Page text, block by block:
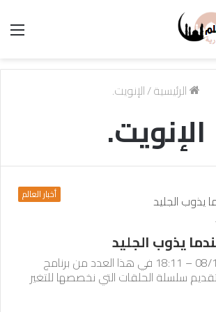
الرئيسية/الإنويت.
الإنويت.
أخبار العالم
يذوب الجليد
نشرت في: 08/12/2023 – 18:11 في هذا العدد من برنامج
سلسلة الحلقات التي نخصصها للتغير